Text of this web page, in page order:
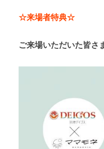
☆来場者特典☆
ご来場いただいた皆さ